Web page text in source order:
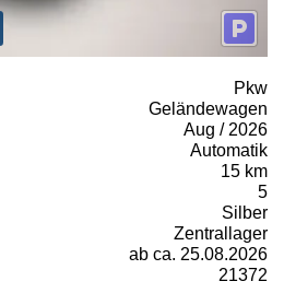
Pkw
Geländewagen
Aug / 2026
Automatik
15 km
5
Silber
Zentrallager
ab ca. 25.08.2026
21372